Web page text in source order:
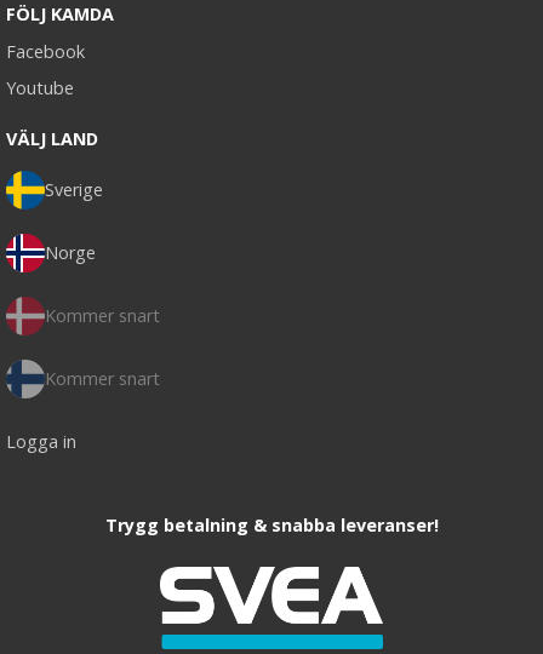
FÖLJ KAMDA
Facebook
Youtube
VÄLJ LAND
Sverige
Norge
Kommer snart
Kommer snart
Logga in
Trygg betalning & snabba leveranser!